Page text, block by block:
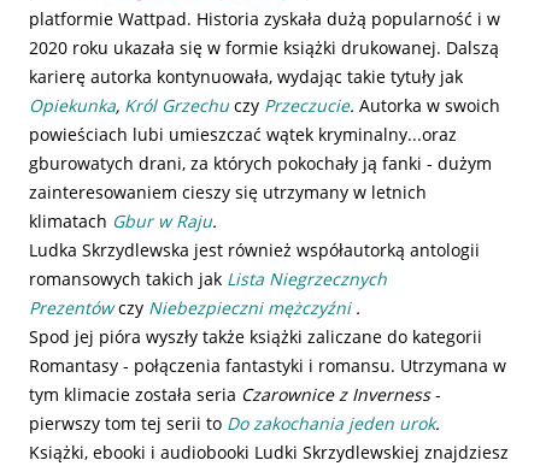
platformie Wattpad. Historia zyskała dużą popularność i w
2020 roku ukazała się w formie książki drukowanej. Dalszą
karierę autorka kontynuowała, wydając takie tytuły jak
Opiekunka, Król Grzechu czy Przeczucie. Autorka w swoich
powieściach lubi umieszczać wątek kryminalny...oraz
gburowatych drani, za których pokochały ją fanki - dużym
zainteresowaniem cieszy się utrzymany w letnich
klimatach Gbur w Raju.
Ludka Skrzydlewska jest również współautorką antologii
romansowych takich jak Lista Niegrzecznych
Prezentów czy Niebezpieczni mężczyźni.
Spod jej pióra wyszły także książki zaliczane do kategorii
Romantasy - połączenia fantastyki i romansu. Utrzymana w
tym klimacie została seria Czarownice z Inverness-
pierwszy tom tej serii to Do zakochania jeden urok.
Książki, ebooki i audiobooki Ludki Skrzydlewskiej znajdziesz